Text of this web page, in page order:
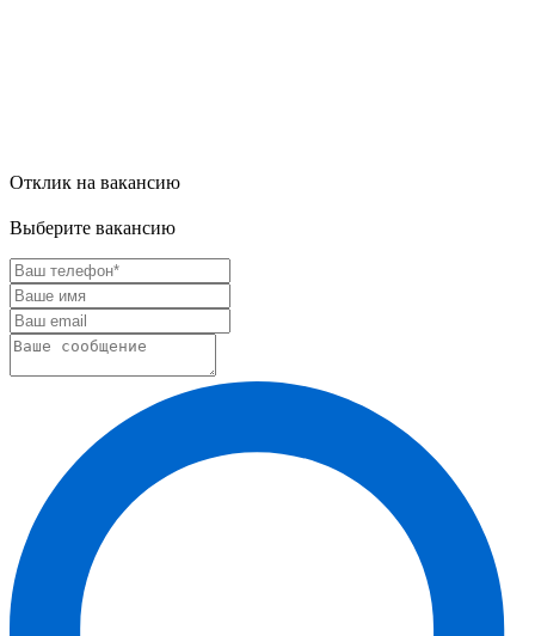
Отклик на вакансию
Выберите вакансию